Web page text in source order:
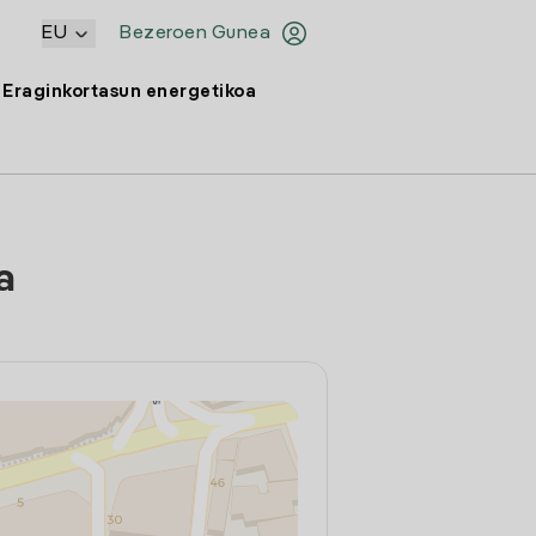
Bezeroen Gunea
EU
Eraginkortasun energetikoa